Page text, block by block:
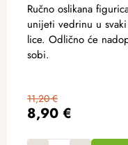
8,90 €
11,20 €
Ručno oslikana
unijeti vedrinu u
lice. Odlično će
sobi.